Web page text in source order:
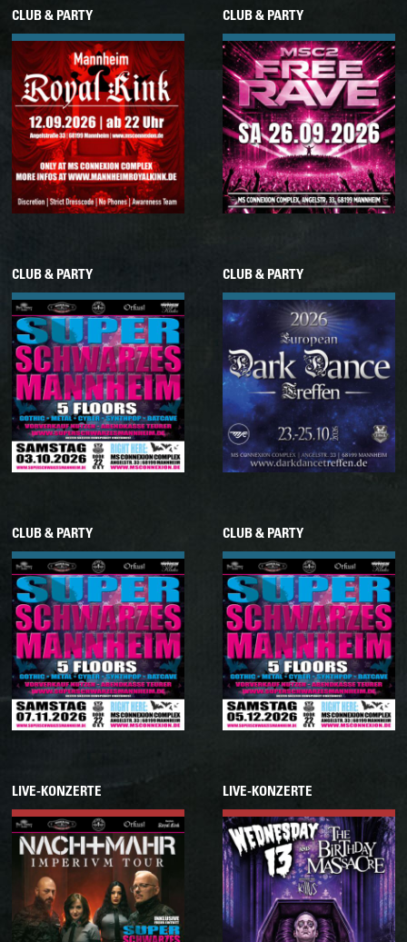
CLUB & PARTY
Samstag12.09.2026
MANNHEIM ROYAL KINK
CLUB & PARTY
Samstag26.09.2026
MSC FREE RAVE • VOL.
12
CLUB & PARTY
Samstag
03.10.2026
SUPER SCHWARZES
MANNHEIM
CLUB & PARTY
Freitag23.10.2026
EUROPEAN DARK DANCE
TREFFEN 2026
CLUB & PARTY
Samstag
07.11.2026
SUPER SCHWARZES
MANNHEIM
CLUB & PARTY
Samstag
05.12.2026
SUPER SCHWARZES
MANNHEIM
LIVE-KONZERTE
Samstag05.12.2026
NACHTMAHR • TOUR
2026 • INKL. SSM
LIVE-KONZERTE
Mittwoch09.12.2026
WEDNESDAY13 & THE
BIRTHDAY MASSACRE •
CURSED BLESSING
TOUR 2026